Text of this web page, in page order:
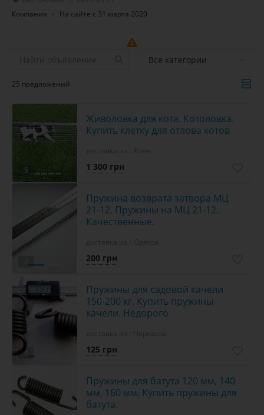
Компания
На сайте с 31 марта 2020
Все категории
25 предложений
5
Живоловка для кота. Котоловка.
Купить клетку для отлова котов
1 300 грн
Пружина возврата затвора МЦ
21-12. Пружины на МЦ 21-12.
Качественные.
200 грн
4
Пружины для садовой качели
150-200 кг. Купить пружины
качели. Недорого
125 грн
Пружины для батута 120 мм, 140
мм, 160 мм. Купить пружины для
батута.